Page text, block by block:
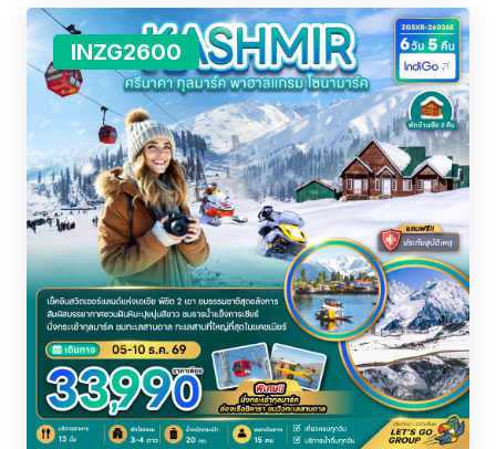
INZG2600